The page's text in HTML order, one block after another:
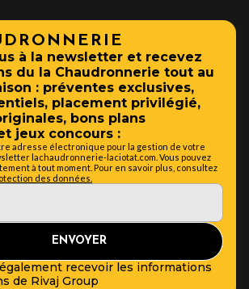
à la newsletter et recevez
du la Chaudronnerie tout au
: préventes exclusives,
placement privilégié,
bons plans
jeux concours :
adresse électronique pour la gestion de votre
lachaudronnerie-laciotat.com. Vous pouvez
à tout moment. Pour en savoir plus, consultez
des données.
recevoir les informations
de Rivaj Group